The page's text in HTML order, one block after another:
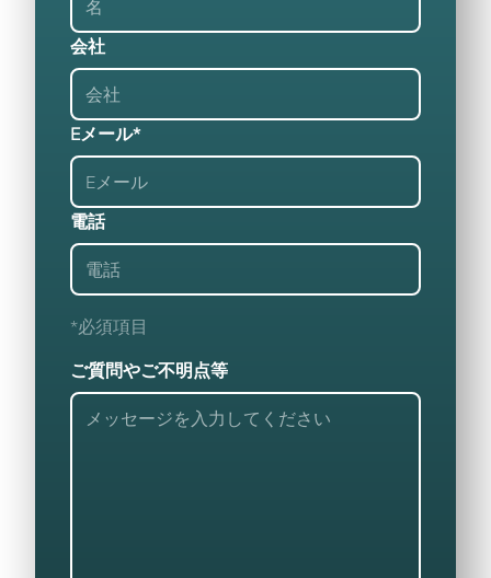
会社
Eメール*
電話
*必須項目
ご質問やご不明点等